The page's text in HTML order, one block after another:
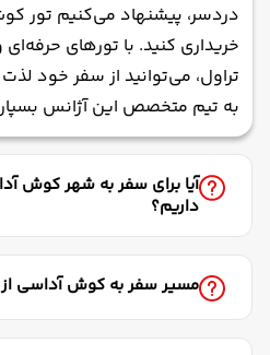
دردسر، پیشنهاد می‌کنیم تور
خریداری کنید. با تورهای
تراول، می‌توانید از سفر خود لذت
به تیم متخصص این آژانس
آیا برای سفر به شهر کوش
داریم؟
مسیر سفر به کوش آداسی